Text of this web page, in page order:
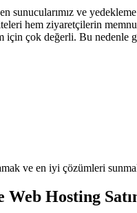
sunucularımız ve
hem ziyaretçilerin
için çok değerli. Bu nedenle
ve en iyi çözümleri
Hosting